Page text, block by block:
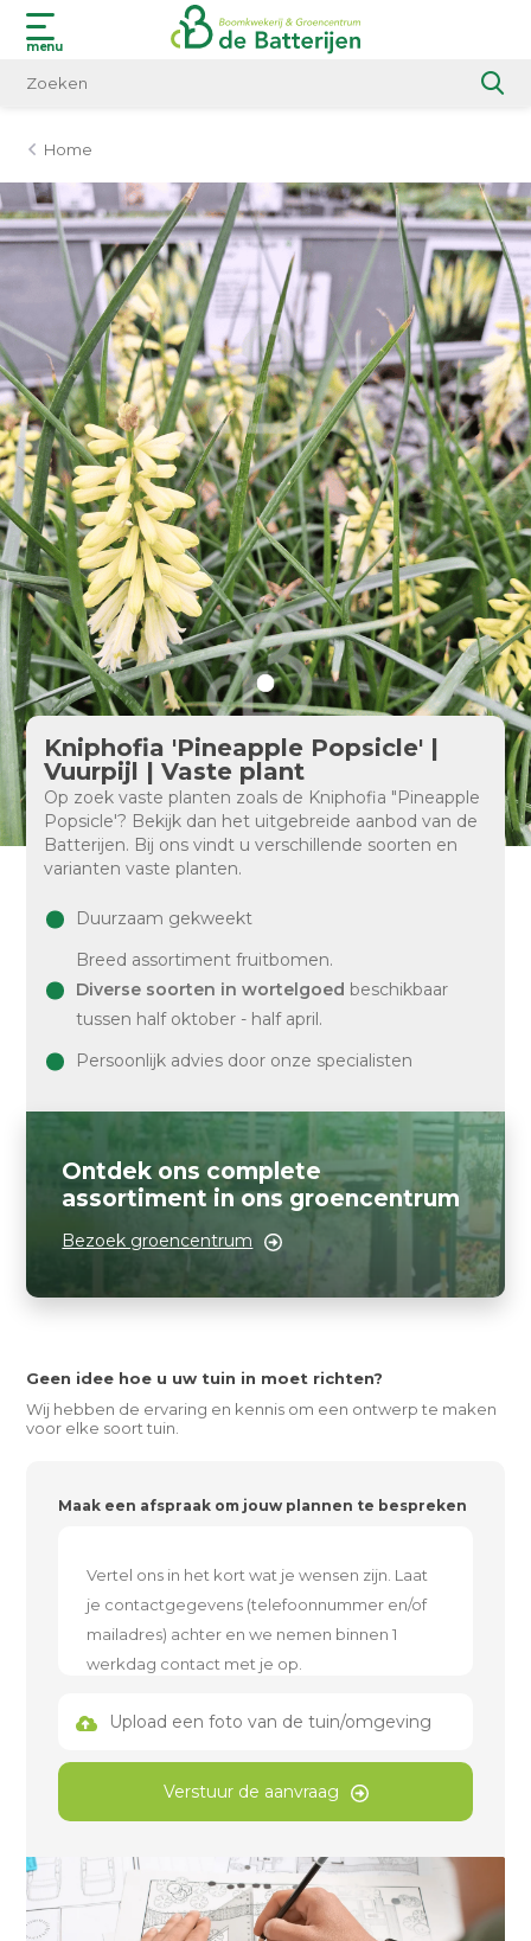
menu
Home
Kniphofia 'Pineapple Popsicle' |
Vuurpijl | Vaste plant
Op zoek vaste planten zoals de Kniphofia "Pineapple
Popsicle'? Bekijk dan het uitgebreide aanbod van de
Batterijen. Bij ons vindt u verschillende soorten en
varianten vaste planten.
Duurzaam gekweekt
Breed assortiment fruitbomen.
Diverse soorten in wortelgoed beschikbaar
tussen half oktober - half april.
Persoonlijk advies door onze specialisten
Ontdek ons complete
assortiment in ons groencentrum
Bezoek groencentrum
Geen idee hoe u uw tuin in moet richten?
Wij hebben de ervaring en kennis om een ontwerp te maken
voor elke soort tuin.
Maak een afspraak om jouw plannen te bespreken
Upload een foto van de tuin/omgeving
Verstuur de aanvraag